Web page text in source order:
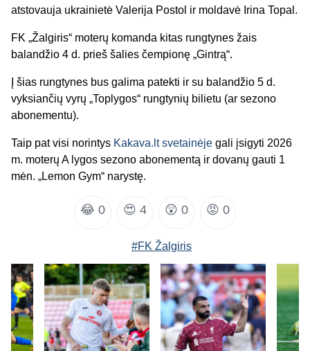
atstovauja ukrainietė Valerija Postol ir moldavė Irina Topal.
FK „Žalgiris“ moterų komanda kitas rungtynes žais
balandžio 4 d. prieš šalies čempionę „Gintrą“.
Į šias rungtynes bus galima patekti ir su balandžio 5 d.
vyksiančių vyrų „Toplygos“ rungtynių bilietu (ar sezono
abonementu).
Taip pat visi norintys Kakava.lt svetainėje gali įsigyti 2026
m. moterų A lygos sezono abonementą ir dovanų gauti 1
mėn. „Lemon Gym“ narystę.
😂 0 😍 4 😲 0 😡 0
#FK Žalgiris